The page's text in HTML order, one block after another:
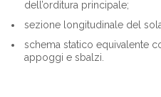
dell’orditura principale;
sezione longitudinale del
schema statico equivalente
appoggi e sbalzi.